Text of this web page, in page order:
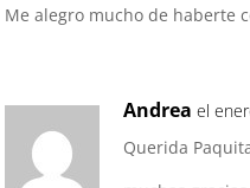
Me alegro mucho de haberte
Andrea el
Querida